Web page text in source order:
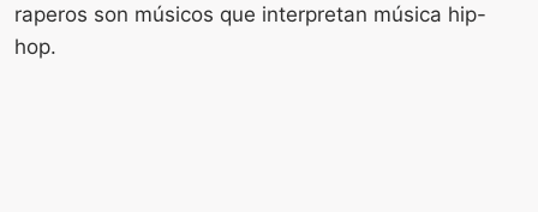
raperos son músicos que interpretan música hip-
hop.